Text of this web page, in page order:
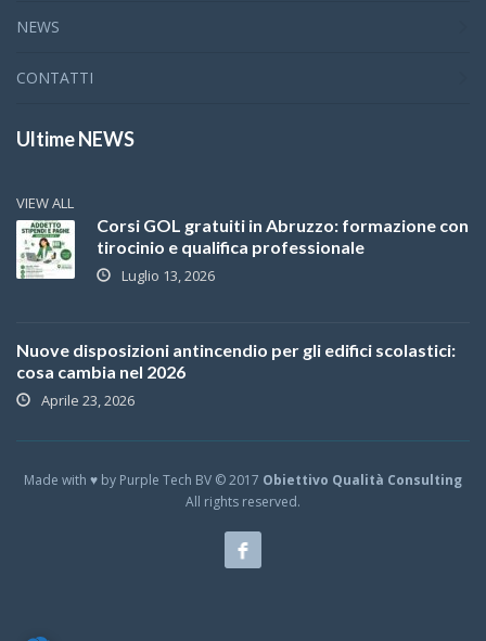
NEWS
CONTATTI
Ultime NEWS
VIEW ALL
Corsi GOL gratuiti in Abruzzo: formazione con
tirocinio e qualifica professionale
Luglio 13, 2026
Nuove disposizioni antincendio per gli edifici scolastici:
cosa cambia nel 2026
Aprile 23, 2026
Made with ♥ by Purple Tech BV © 2017 Obiettivo Qualità Consulting
All rights reserved.